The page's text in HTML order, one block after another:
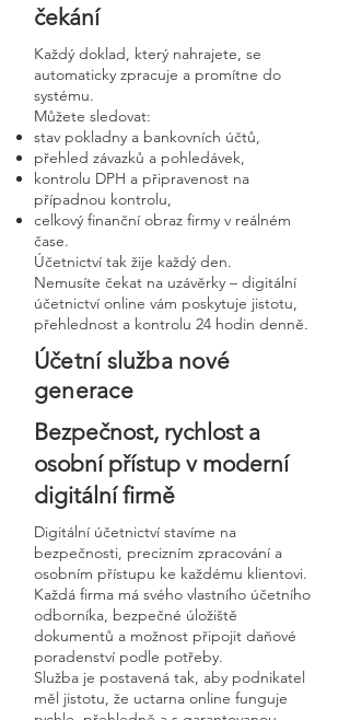
čekání
Každý doklad, který nahrajete, se
automaticky zpracuje a promítne do
systému.
Můžete sledovat:
stav pokladny a bankovních účtů,
přehled závazků a pohledávek,
kontrolu DPH a připravenost na
případnou kontrolu,
celkový finanční obraz firmy v reálném
čase.
Účetnictví tak žije každý den.
Nemusíte čekat na uzávěrky – digitální
účetnictví online vám poskytuje jistotu,
přehlednost a kontrolu 24 hodin denně.
Účetní služba nové
generace
Bezpečnost, rychlost a
osobní přístup v moderní
digitální firmě
Digitální účetnictví stavíme na
bezpečnosti, precizním zpracování a
osobním přístupu ke každému klientovi.
Každá firma má svého vlastního účetního
odborníka, bezpečné úložiště
dokumentů a možnost připojit daňové
poradenství podle potřeby.
Služba je postavená tak, aby podnikatel
měl jistotu, že uctarna online funguje